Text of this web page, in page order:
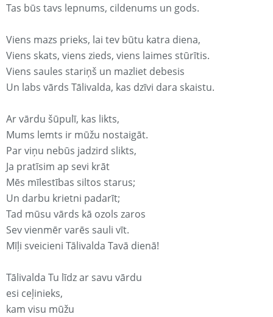
Tas būs tavs lepnums, cildenums un gods.
Viens mazs prieks, lai tev būtu katra diena,
Viens skats, viens zieds, viens laimes stūrītis.
Viens saules stariņš un mazliet debesis
Un labs vārds Tālivalda, kas dzīvi dara skaistu.
Ar vārdu šūpulī, kas likts,
Mums lemts ir mūžu nostaigāt.
Par viņu nebūs jadzird slikts,
Ja pratīsim ap sevi krāt
Mēs mīlestības siltos starus;
Un darbu krietni padarīt;
Tad mūsu vārds kā ozols zaros
Sev vienmēr varēs sauli vīt.
Mīļi sveicieni Tālivalda Tavā dienā!
Tālivalda Tu līdz ar savu vārdu
esi ceļinieks,
kam visu mūžu